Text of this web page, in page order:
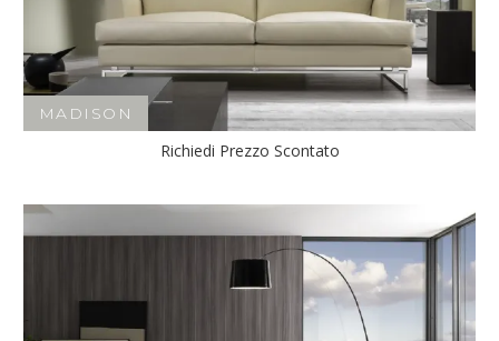
MADISON
Richiedi Prezzo Scontato